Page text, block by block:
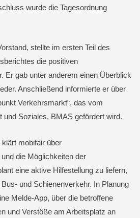
wurde die Tagesordnung
stellte im ersten Teil des
die positiven
Er gab unter anderem einen Überblick
Anschließend informierte er über
Verkehrsmarkt“, das vom
und Soziales, BMAS gefördert wird.
mobifair über
die Möglichkeiten der
eine aktive Hilfestellung zu liefern,
und Schienenverkehr. In Planung
Melde-App, über die betroffene
und Verstöße am Arbeitsplatz an